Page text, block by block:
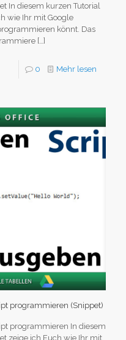
In diesem kurzen Tutorial
wie Ihr mit Google
könnt. Das
[…]
0 Mehr lesen
programmieren (Snippet)
programmieren In diesem
zeige ich Euch wie Ihr mit